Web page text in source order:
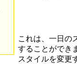
これは、一日の
することができ
スタイルを変更